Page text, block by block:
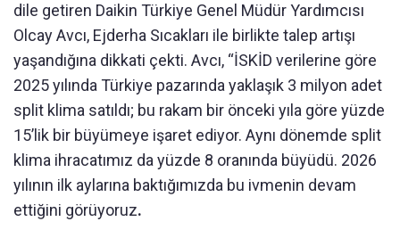
dile getiren Daikin Türkiye Genel Müdür Yardımcısı
Olcay Avcı, Ejderha Sıcakları ile birlikte talep artışı
yaşandığına dikkati çekti. Avcı, “İSKİD verilerine göre
2025 yılında Türkiye pazarında yaklaşık 3 milyon adet
split klima satıldı; bu rakam bir önceki yıla göre yüzde
15’lik bir büyümeye işaret ediyor. Aynı dönemde split
klima ihracatımız da yüzde 8 oranında büyüdü. 2026
yılının ilk aylarına baktığımızda bu ivmenin devam
ettiğini görüyoruz.